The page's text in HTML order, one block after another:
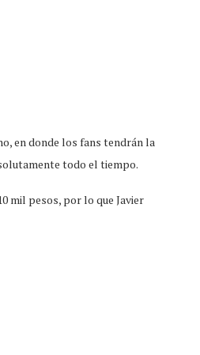
en donde los fans tendrán la
todo el tiempo.
mil pesos, por lo que Javier